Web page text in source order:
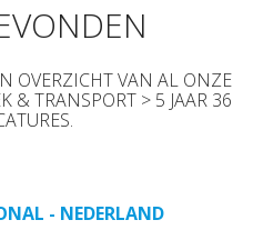
OVERZICHT VAN AL ONZE
& TRANSPORT > 5 JAAR 36
- NEDERLAND